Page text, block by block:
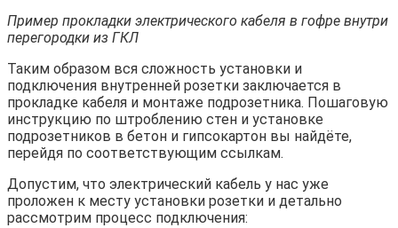
Пример прокладки электрического кабеля в гофре внутри
перегородки из ГКЛ
Таким образом вся сложность установки и
подключения внутренней розетки заключается в
прокладке кабеля и монтаже подрозетника. Пошаговую
инструкцию по штроблению стен и установке
подрозетников в бетон и гипсокартон вы найдёте,
перейдя по соответствующим ссылкам.
Допустим, что электрический кабель у нас уже
проложен к месту установки розетки и детально
рассмотрим процесс подключения: